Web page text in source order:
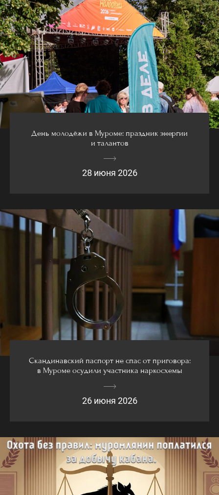
День молодёжи в Муроме: праздник энергии
и талантов
28 июня 2026
Скандинавский паспорт не спас от приговора:
в Муроме осудили участника наркосхемы
26 июня 2026